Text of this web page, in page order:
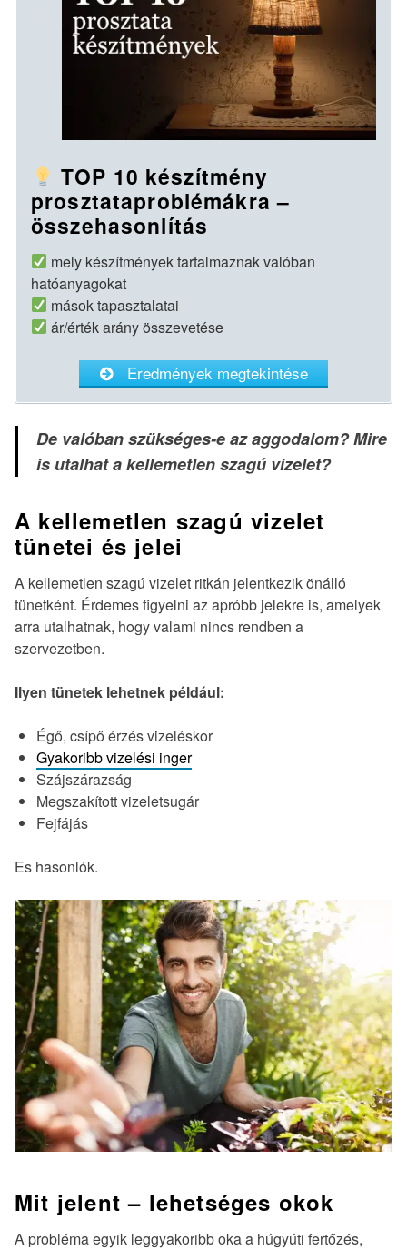
TOP 10 készítmény
prosztataproblémákra –
összehasonlítás
mely készítmények tartalmaznak valóban
hatóanyagokat
mások tapasztalatai
ár/érték arány összevetése
Eredmények megtekintése
De valóban szükséges-e az aggodalom? Mire
is utalhat a kellemetlen szagú vizelet?
A kellemetlen szagú vizelet
tünetei és jelei
A kellemetlen szagú vizelet ritkán jelentkezik önálló
tünetként. Érdemes figyelni az apróbb jelekre is, amelyek
arra utalhatnak, hogy valami nincs rendben a
szervezetben.
Ilyen tünetek lehetnek például:
Égő, csípő érzés vizeléskor
Gyakoribb vizelési inger
Szájszárazság
Megszakított vizeletsugár
Fejfájás
Es hasonlók.
Mit jelent – lehetséges okok
A probléma egyik leggyakoribb oka a húgyúti fertőzés,